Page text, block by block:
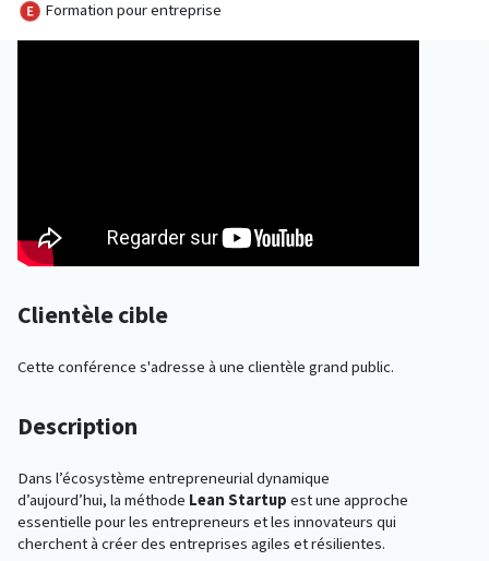
Formation pour entreprise
Clientèle cible
Cette conférence s'adresse à une clientèle grand public.
Description
Dans l’écosystème entrepreneurial dynamique
d’aujourd’hui, la méthode Lean Startup est une approche
essentielle pour les entrepreneurs et les innovateurs qui
cherchent à créer des entreprises agiles et résilientes.